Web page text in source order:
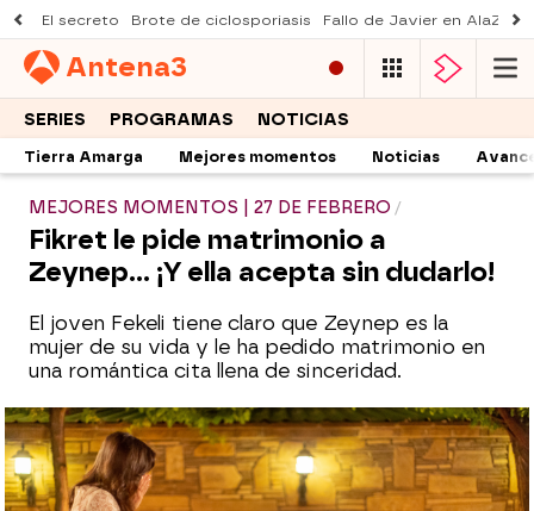
El secreto Brote de ciclosporiasis Fallo de Javier en AlaZ
Antena3
SERIES PROGRAMAS NOTICIAS
Tierra Amarga Mejores momentos Noticias
MEJORES MOMENTOS | 27 DE FEBRERO
Fikret le pide matrimonio a
Zeynep... ¡Y ella acepta sin dudarlo!
El joven Fekeli tiene claro que Zeynep es la
mujer de su vida y le ha pedido matrimonio en
una romántica cita llena de sinceridad.
Fikret se prepara para pedirle matrimonio
a Zeynep: “¿Y si me rechaza?”